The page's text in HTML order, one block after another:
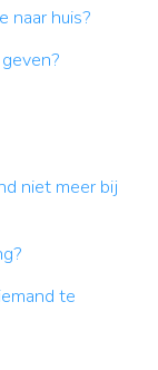
naar huis?
niet meer bij
te